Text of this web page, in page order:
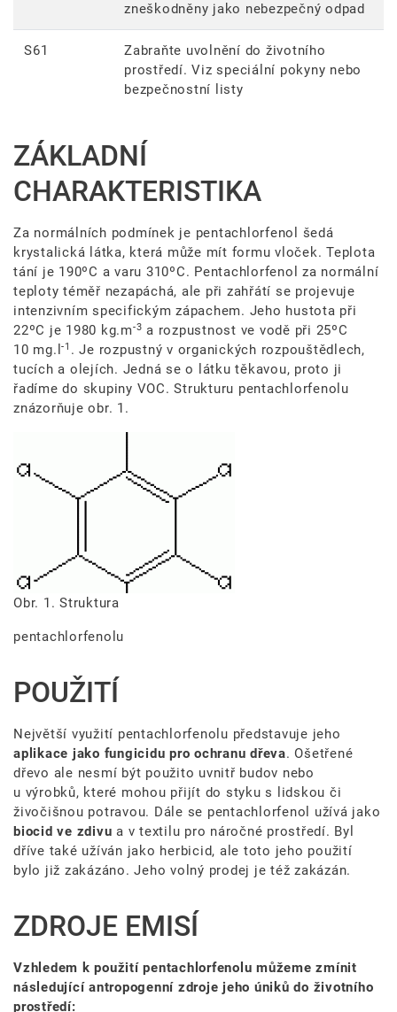
zneškodněny jako nebezpečný odpad
S61
Zabraňte uvolnění do životního
prostředí. Viz speciální pokyny nebo
bezpečnostní listy
ZÁKLADNÍ
CHARAKTERISTIKA
Za normálních podmínek je pentachlorfenol šedá
krystalická látka, která může mít formu vloček. Teplota
tání je 190ºC a varu 310ºC. Pentachlorfenol za normální
teploty téměř nezapáchá, ale při zahřátí se projevuje
intenzivním specifickým zápachem. Jeho hustota při
22ºC je 1980 kg.m-3 a rozpustnost ve vodě při 25ºC
10 mg.l-1 . Je rozpustný v organických rozpouštědlech,
tucích a olejích. Jedná se o látku těkavou, proto ji
řadíme do skupiny VOC. Strukturu pentachlorfenolu
znázorňuje obr. 1.
Obr. 1. Struktura
pentachlorfenolu
POUŽITÍ
Největší využití pentachlorfenolu představuje jeho
aplikace jako fungicidu pro ochranu dřeva. Ošetřené
dřevo ale nesmí být použito uvnitř budov nebo
u výrobků, které mohou přijít do styku s lidskou či
živočišnou potravou. Dále se pentachlorfenol užívá jako
biocid ve zdivu a v textilu pro náročné prostředí. Byl
dříve také užíván jako herbicid, ale toto jeho použití
bylo již zakázáno. Jeho volný prodej je též zakázán.
ZDROJE EMISÍ
Vzhledem k použití pentachlorfenolu můžeme zmínit
následující antropogenní zdroje jeho úniků do životního
prostředí: